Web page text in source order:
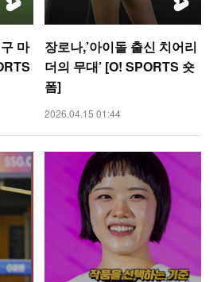
마
장로나,’아이돌 출신 치어리
더의 무대’ [O! SPORTS 숏
폼]
2026.04.15 01:44